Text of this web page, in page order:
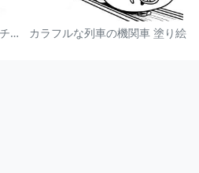
パウ・パトロールの塗り絵：チェイス カラフルな列車の機関車 塗り絵